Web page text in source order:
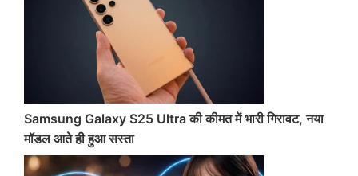
Samsung Galaxy S25 Ultra की कीमत में भारी गिरावट, नया
मॉडल आते ही हुआ सस्ता